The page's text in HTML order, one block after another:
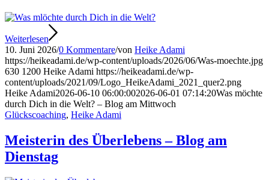
Weiterlesen
10. Juni 2026/0 Kommentare/von Heike Adami
https://heikeadami.de/wp-content/uploads/2026/06/Was-moechte.jpg
630 1200 Heike Adami https://heikeadami.de/wp-
content/uploads/2021/09/Logo_HeikeAdami_2021_quer2.png
Heike Adami2026-06-10 06:00:002026-06-01 07:14:20Was möchte
durch Dich in die Welt? – Blog am Mittwoch
Glückscoaching, Heike Adami
Meisterin des Überlebens – Blog am
Dienstag